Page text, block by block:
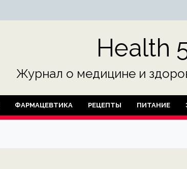
Health
Журнал о медицине и
ФАРМАЦЕВТИКА РЕЦЕПТЫ ПИТАНИЕ